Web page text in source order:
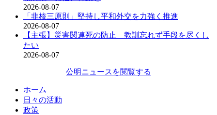
2026-08-07
「非核三原則」堅持し平和外交を力強く推進
2026-08-07
【主張】災害関連死の防止 教訓忘れず手段を尽くし
たい
2026-08-07
公明ニュースを閲覧する
ホーム
日々の活動
政策